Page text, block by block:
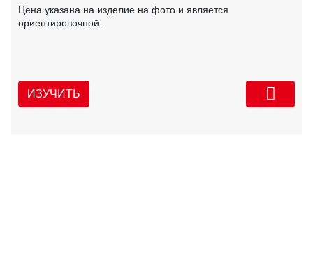
Цена указана на изделие на фото и является
ориентировочной.
ИЗУЧИТЬ